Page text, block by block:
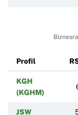
Profil
KGH
(KGHM)
JSW